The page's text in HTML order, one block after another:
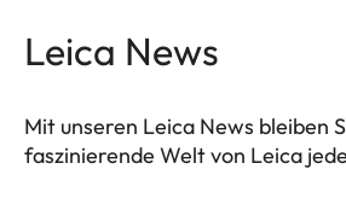
und schmutzabweisend und
Leica News
Mit unseren Leica News bleiben
faszinierende Welt von Leica